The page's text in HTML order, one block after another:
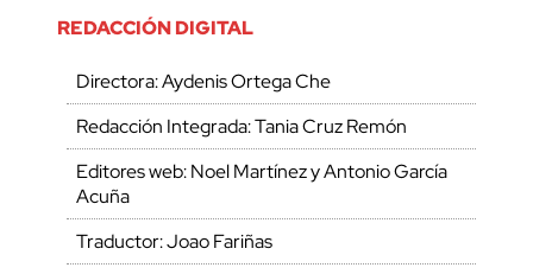
REDACCIÓN DIGITAL
Directora: Aydenis Ortega Che
Redacción Integrada: Tania Cruz Remón
Editores web: Noel Martínez y Antonio García
Acuña
Traductor: Joao Fariñas